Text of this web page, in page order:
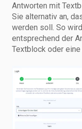
Antworten mit
Sie alternativ an,
werden soll. So
entsprechend der
Textblock oder